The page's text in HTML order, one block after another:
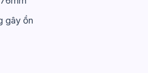
gây ồn